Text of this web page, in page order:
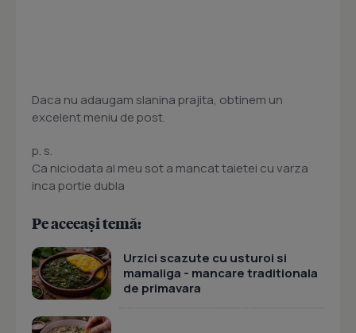
Daca nu adaugam slanina prajita, obtinem un
excelent meniu de post.
p. s.
Ca niciodata al meu sot a mancat taietei cu varza
inca portie dubla
Pe aceeași temă:
Urzici scazute cu usturoi si
mamaliga - mancare traditionala
de primavara